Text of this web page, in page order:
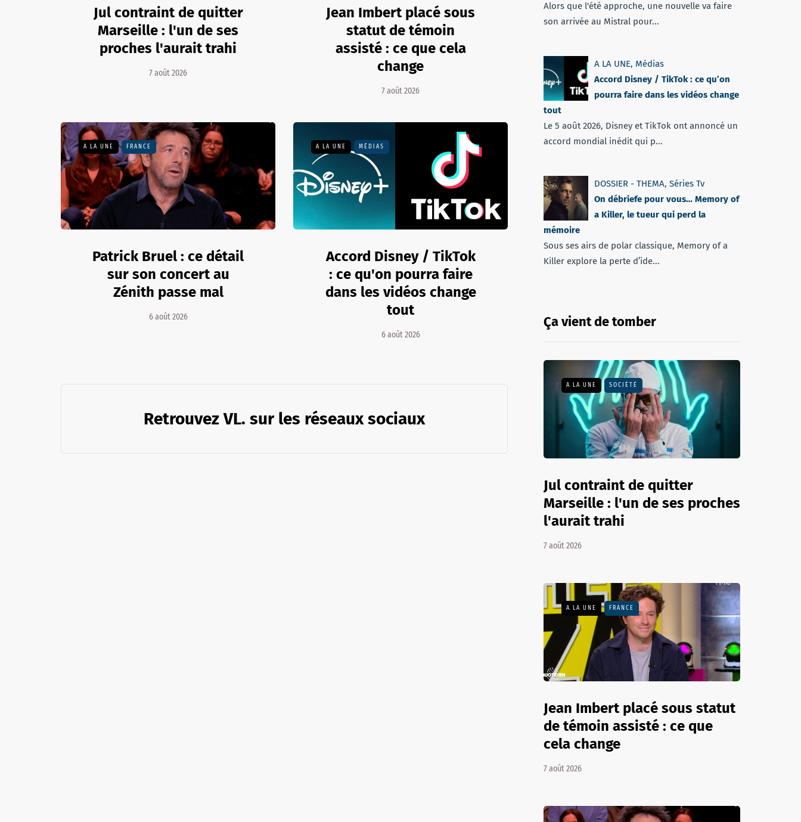
Jul contraint de quitter
Marseille : l'un de ses
proches l'aurait trahi
7 août 2026
Jean Imbert placé sous
statut de témoin
assisté : ce que cela
change
7 août 2026
A LA UNE FRANCE
Patrick Bruel : ce détail
sur son concert au
Zénith passe mal
6 août 2026
A LA UNE MÉDIAS
Accord Disney / TikTok
: ce qu'on pourra faire
dans les vidéos change
tout
6 août 2026
Retrouvez VL. sur les réseaux sociaux
Alors que l'été approche, une nouvelle va faire
son arrivée au Mistral pour...
A LA UNE, Médias
Accord Disney / TikTok : ce qu’on
pourra faire dans les vidéos change
tout
Le 5 août 2026, Disney et TikTok ont annoncé un
accord mondial inédit qui p...
DOSSIER - THEMA, Séries Tv
On débriefe pour vous… Memory of
a Killer, le tueur qui perd la
mémoire
Sous ses airs de polar classique, Memory of a
Killer explore la perte d’ide...
Ça vient de tomber
A LA UNE SOCIÉTÉ
Jul contraint de quitter
Marseille : l'un de ses proches
l'aurait trahi
7 août 2026
A LA UNE FRANCE
Jean Imbert placé sous statut
de témoin assisté : ce que
cela change
7 août 2026